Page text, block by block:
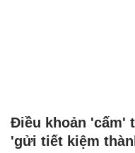
Điều khoản 'cấm'
'gửi tiết kiệm